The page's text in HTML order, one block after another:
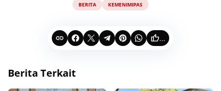
BERITA KEMENIMIPAS
...
Berita Terkait